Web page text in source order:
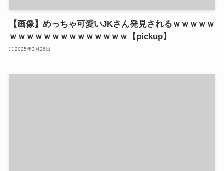
【画像】めっちゃ可愛いJKさん発見されるｗｗｗｗｗ
ｗｗｗｗｗｗｗｗｗｗｗｗｗｗ【pickup】
2025年3月26日